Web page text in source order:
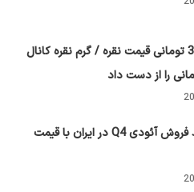
کاهش 3600 تومانی قیمت نقره / گرم نقره کانال
شرایط جدید فروش آئودی Q4 در ایران با قیمت